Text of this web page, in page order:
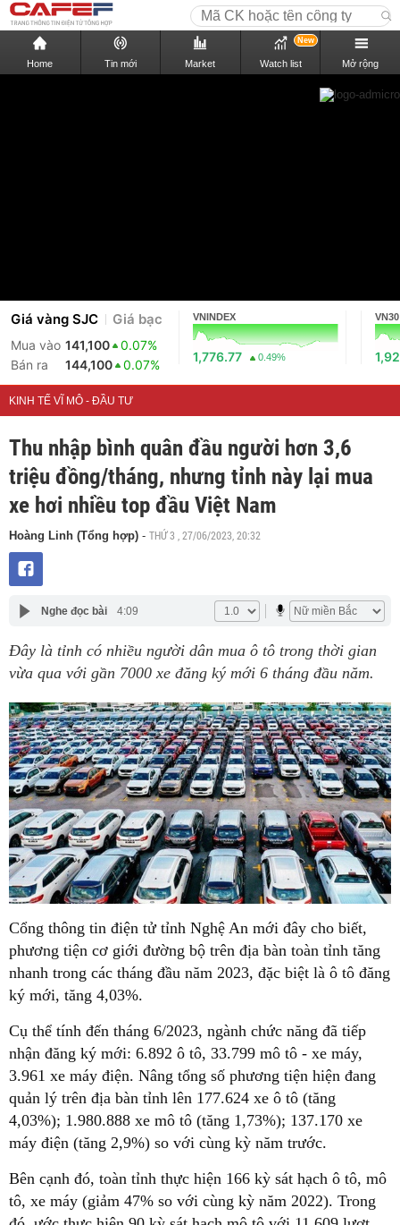
Home Tin mới Market Watch list
New
Mở rộng
Giá vàng SJC Giá bạc
Mua vào 141,100
0.07%
Bán ra
144,100 0.07%
VNINDEX
1,776.77 0.49%
VN30
KINH TẾ VĨ MÔ - ĐẦU TƯ
Thu nhập bình quân đầu người hơn 3,6
triệu đồng/tháng, nhưng tỉnh này lại mua
xe hơi nhiều top đầu Việt Nam
Hoàng Linh (Tổng hợp) - THỨ 3 , 27/06/2023, 20:32
Nghe đọc bài 4:09
Đây là tỉnh có nhiều người dân mua ô tô trong thời gian
vừa qua với gần 7000 xe đăng ký mới 6 tháng đầu năm.
Cổng thông tin điện tử tỉnh Nghệ An mới đây cho biết,
phương tiện cơ giới đường bộ trên địa bàn toàn tỉnh tăng
nhanh trong các tháng đầu năm 2023, đặc biệt là ô tô đăng
ký mới, tăng 4,03%.
Cụ thể tính đến tháng 6/2023, ngành chức năng đã tiếp
nhận đăng ký mới: 6.892 ô tô, 33.799 mô tô - xe máy,
3.961 xe máy điện. Nâng tổng số phương tiện hiện đang
quản lý trên địa bàn tỉnh lên 177.624 xe ô tô (tăng
4,03%); 1.980.888 xe mô tô (tăng 1,73%); 137.170 xe
máy điện (tăng 2,9%) so với cùng kỳ năm trước.
Bên cạnh đó, toàn tỉnh thực hiện 166 kỳ sát hạch ô tô, mô
tô, xe máy (giảm 47% so với cùng kỳ năm 2022). Trong